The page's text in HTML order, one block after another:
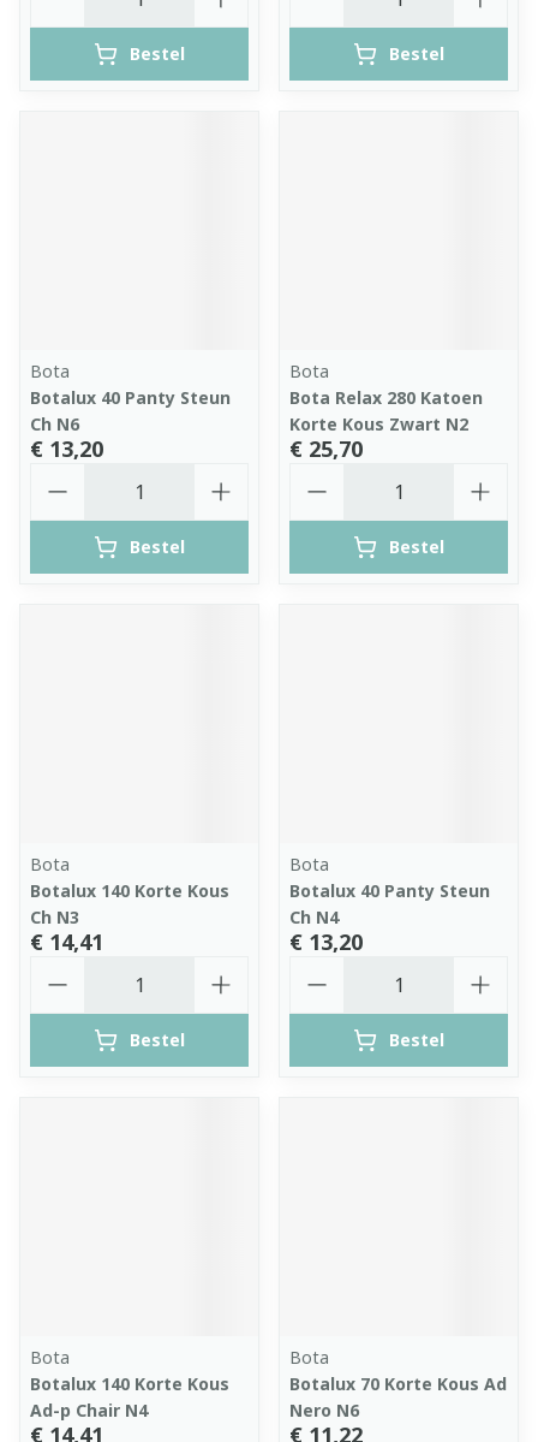
Bestel Bestel
Bota
Botalux 40 Panty Steun
Ch N6
€ 13,20
Bestel
Bota
Bota Relax 280 Katoen
Korte Kous Zwart N2
€ 25,70
Bestel
Bota
Botalux 140 Korte Kous
Ch N3
€ 14,41
Bestel
Bota
Botalux 40 Panty Steun
Ch N4
€ 13,20
Bestel
Bota
Botalux 140 Korte Kous
Ad-p Chair N4
€ 14,41
Bota
Botalux 70 Korte Kous Ad
Nero N6
€ 11,22